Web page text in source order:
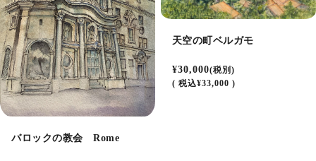
バロックの教会 Rome
天空の町ベルガモ
¥30,000(税別)
( 税込¥33,000 )